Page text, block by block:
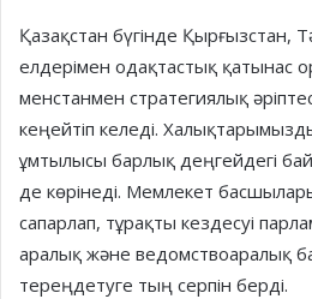
Қазақстан бүгінде Қырғызстан,
елдерімен одақ­тастық қатынас
менстанмен стратегиялық
кеңейтіп келеді.
ұмтылысы бар­лық деңгейдегі
де көрінеді. Мемлекет
сапарлап, тұрақты кездесуі
аралық және ведомствоаралық
тереңдетуге тың серпін берді.